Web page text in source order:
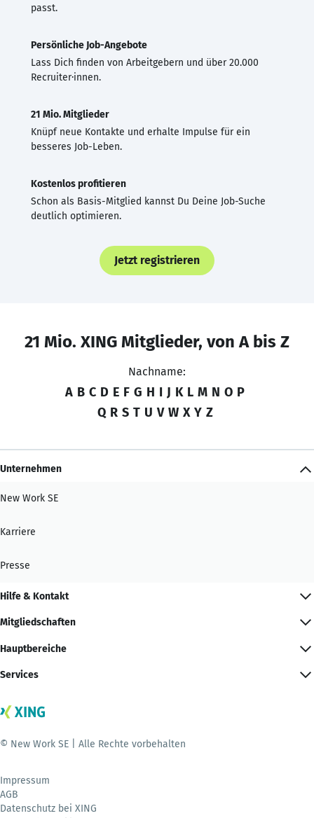
passt.
Persönliche Job-Angebote
Lass Dich finden von Arbeitgebern und über 20.000
Recruiter·innen.
21 Mio. Mitglieder
Knüpf neue Kontakte und erhalte Impulse für ein
besseres Job-Leben.
Kostenlos profitieren
Schon als Basis-Mitglied kannst Du Deine Job-Suche
deutlich optimieren.
Jetzt registrieren
21 Mio. XING Mitglieder, von A bis Z
Nachname:
A B C D E F G H I J K L M N O P
Q R S T U V W X Y Z
Unternehmen
New Work SE
Karriere
Presse
Hilfe & Kontakt
Mitgliedschaften
Hauptbereiche
Services
© New Work SE | Alle Rechte vorbehalten
Impressum
AGB
Datenschutz bei XING